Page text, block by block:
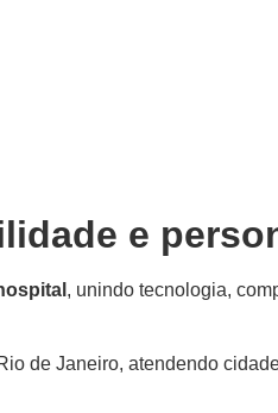
e
, unindo tecnologia,
de Janeiro, atendendo